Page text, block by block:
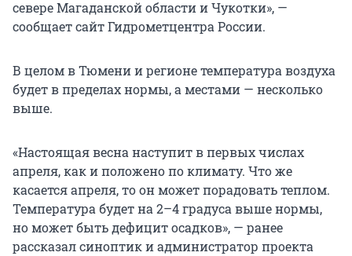
севере Магаданской области и Чукотки», —
сообщает сайт Гидрометцентра России.
В целом в Тюмени и регионе температура воздуха
будет в пределах нормы, а местами — несколько
выше.
«Настоящая весна наступит в первых числах
апреля, как и положено по климату. Что же
касается апреля, то он может порадовать теплом.
Температура будет на 2–4 градуса выше нормы,
но может быть дефицит осадков», — ранее
рассказал синоптик и администратор проекта